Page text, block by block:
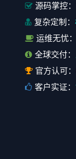
源码掌控：
复杂定制：
运维无忧：
全球交付：
官方认可：
客户实证：